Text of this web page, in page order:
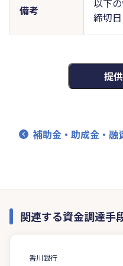
備考
締切日
提
補助金・助成金・融
関連する資金調達手
香川銀行